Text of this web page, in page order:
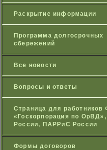
Раскрытие информации
Программа долгосрочных
сбережений
Все новости
Вопросы и ответы
Страница для работников
«Госкорпорация по
России, ПАРРиС России
Формы договоров